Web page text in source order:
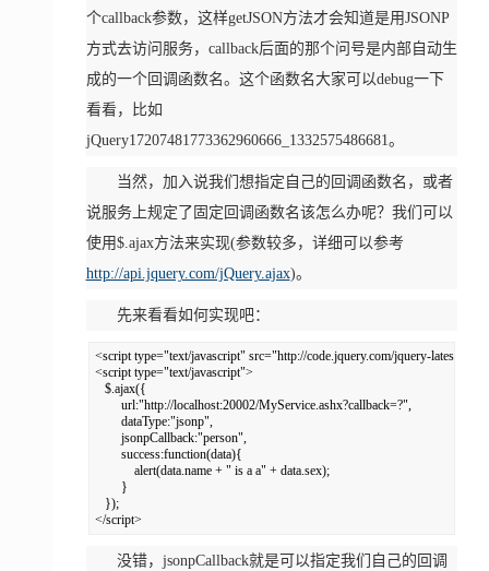
个callback参数，这样getJSON方法才会知道是用JSONP
方式去访问服务，callback后面的那个问号是内部自动生
成的一个回调函数名。这个函数名大家可以debug一下
看看，比如
jQuery17207481773362960666_1332575486681。
当然，加入说我们想指定自己的回调函数名，或者
说服务上规定了固定回调函数名该怎么办呢？我们可以
使用$.ajax方法来实现(参数较多，详细可以参考
http://api.jquery.com/jQuery.ajax)。
先来看看如何实现吧：
<script type="text/javascript" src="http://code.jquery.com/jquery-
<script type="text/javascript">
$.ajax({
url:"http://localhost:20002/MyService.ashx?callback=?",
dataType:"jsonp",
jsonpCallback:"person",
success:function(data){
alert(data.name + " is a a" + data.sex);
}
});
</script>
没错，jsonpCallback就是可以指定我们自己的回调